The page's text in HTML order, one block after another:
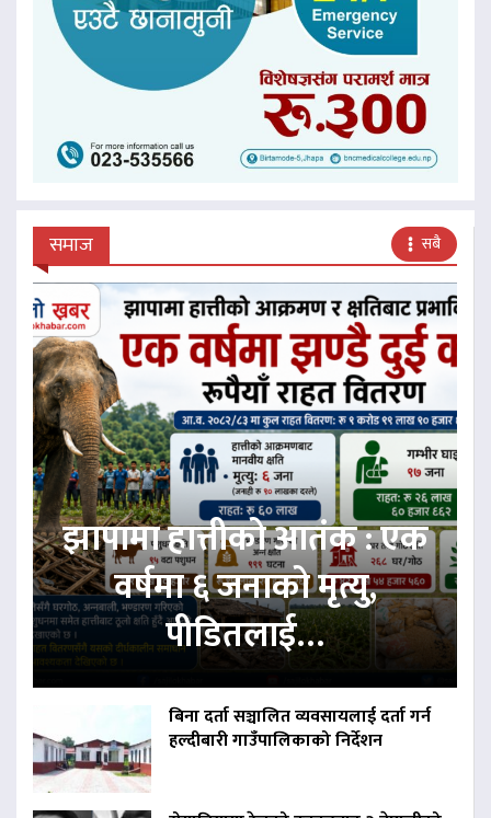
समाज सबै
झापामा हात्तीको आतंक : एक
वर्षमा ६ जनाको मृत्यु,
पीडितलाई…
बिना दर्ता सञ्चालित व्यवसायलाई दर्ता गर्न
हल्दीबारी गाउँपालिकाको निर्देशन